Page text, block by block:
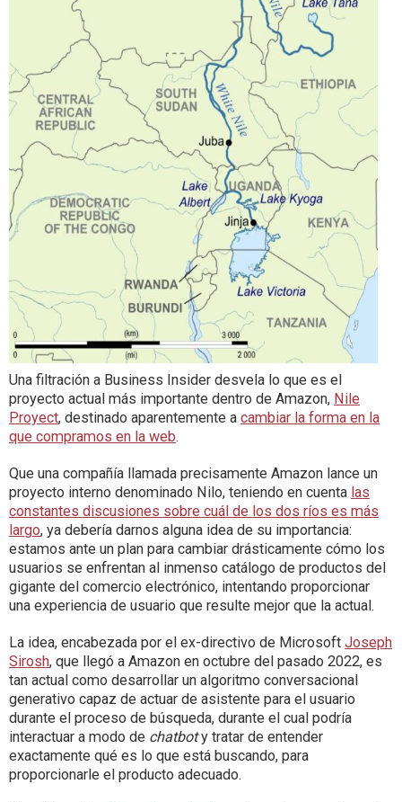
Una filtración a Business Insider desvela lo que es el
proyecto actual más importante dentro de Amazon, Nile
Proyect, destinado aparentemente a cambiar la forma en la
que compramos en la web.
Que una compañía llamada precisamente Amazon lance un
proyecto interno denominado Nilo, teniendo en cuenta las
constantes discusiones sobre cuál de los dos ríos es más
largo, ya debería darnos alguna idea de su importancia:
estamos ante un plan para cambiar drásticamente cómo los
usuarios se enfrentan al inmenso catálogo de productos del
gigante del comercio electrónico, intentando proporcionar
una experiencia de usuario que resulte mejor que la actual.
La idea, encabezada por el ex-directivo de Microsoft Joseph
Sirosh, que llegó a Amazon en octubre del pasado 2022, es
tan actual como desarrollar un algoritmo conversacional
generativo capaz de actuar de asistente para el usuario
durante el proceso de búsqueda, durante el cual podría
interactuar a modo de chatboty tratar de entender
exactamente qué es lo que está buscando, para
proporcionarle el producto adecuado.